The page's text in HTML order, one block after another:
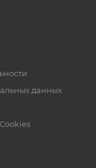
данных